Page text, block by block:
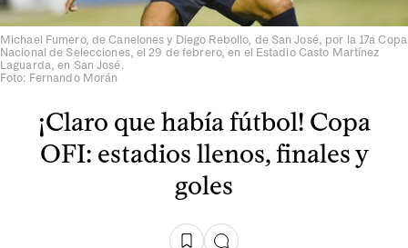
Michael Fumero, de Canelones y Diego Rebollo, de San José, por la 17a Copa
Nacional de Selecciones, el 29 de febrero, en el Estadio Casto Martínez
Laguarda, en San José.
Foto: Fernando Morán
¡Claro que había fútbol! Copa
OFI: estadios llenos, finales y
goles